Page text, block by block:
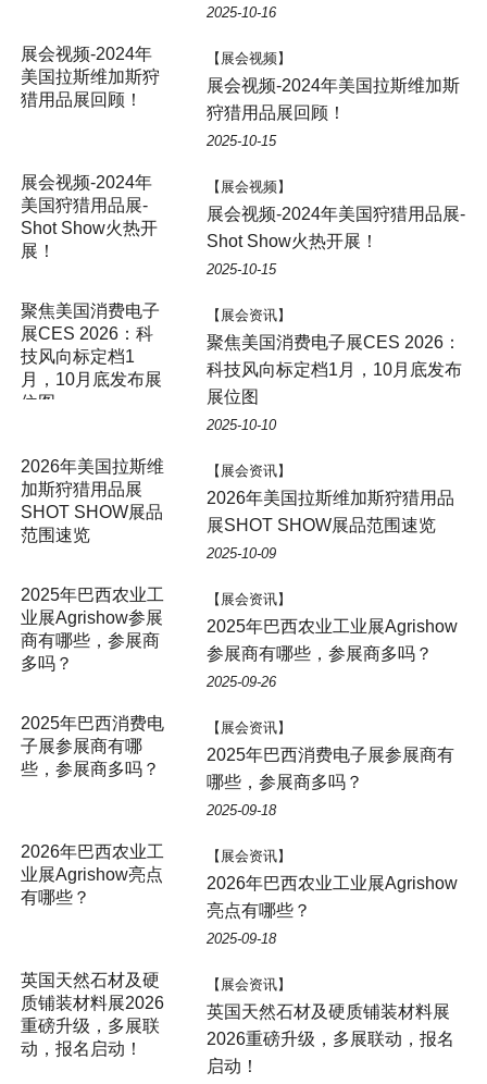
2025-10-16
展会视频-2024年
美国拉斯维加斯狩
猎用品展回顾！
【展会视频】
展会视频-2024年美国拉斯维加斯
狩猎用品展回顾！
2025-10-15
【展会视频】
展会视频-2024年美国狩猎用品展-
Shot Show火热开展！
2025-10-15
【展会资讯】
聚焦美国消费电子展CES 2026：
科技风向标定档1月，10月底发布
展位图
2025-10-10
【展会资讯】
2026年美国拉斯维加斯狩猎用品
展SHOT SHOW展品范围速览
2025-10-09
【展会资讯】
2025年巴西农业工业展Agrishow
参展商有哪些，参展商多吗？
2025-09-26
2025年巴西消费电
子展参展商有哪
些，参展商多吗？
【展会资讯】
2025年巴西消费电子展参展商有
哪些，参展商多吗？
2025-09-18
2026年巴西农业工
业展Agrishow亮点
有哪些？
【展会资讯】
2026年巴西农业工业展Agrishow
亮点有哪些？
2025-09-18
英国天然石材及硬
质铺装材料展2026
重磅升级，多展联
动，报名启动！
【展会资讯】
英国天然石材及硬质铺装材料展
2026重磅升级，多展联动，报名
启动！